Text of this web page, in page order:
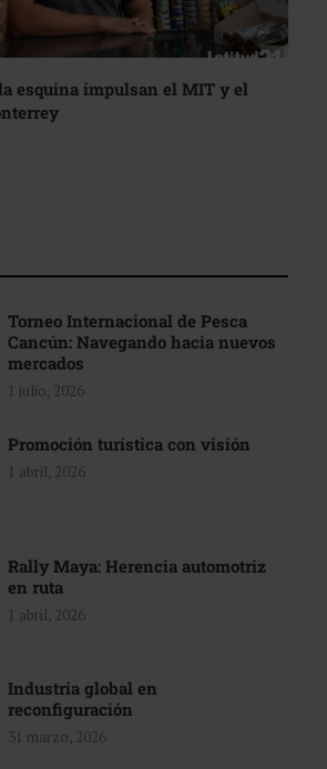
esquina impulsan el MIT y el
Torneo Internacional de Pesca
Cancún: Navegando hacia nuevos
mercados
1 julio, 2026
Promoción turística con visión
1 abril, 2026
Rally Maya: Herencia automotriz
en ruta
1 abril, 2026
Industria global en
reconfiguración
31 marzo, 2026